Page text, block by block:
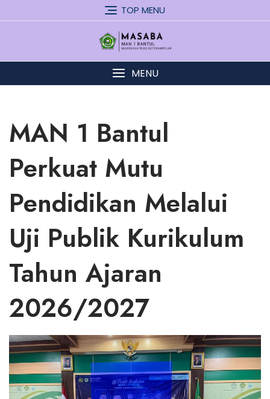
to
TOP MENU
MENU
MAN 1 Bantul
Perkuat Mutu
Pendidikan Melalui
Uji Publik Kurikulum
Tahun Ajaran
2026/2027